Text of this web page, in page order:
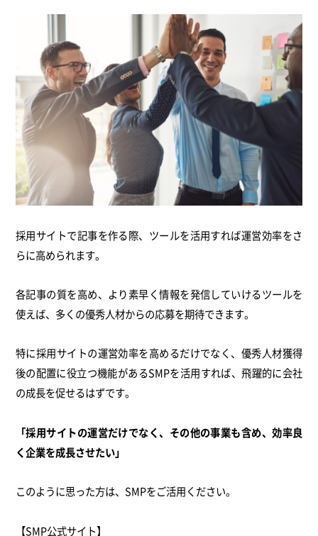
採用サイトで記事を作る際、ツールを活用すれば運営効率をさ
らに高められます。
各記事の質を高め、より素早く情報を発信していけるツールを
使えば、多くの優秀人材からの応募を期待できます。
特に採用サイトの運営効率を高めるだけでなく、優秀人材獲得
後の配置に役立つ機能があるSMPを活用すれば、飛躍的に会社
の成長を促せるはずです。
「採用サイトの運営だけでなく、その他の事業も含め、効率良
く企業を成長させたい」
このように思った方は、SMPをご活用ください。
【SMP公式サイト】